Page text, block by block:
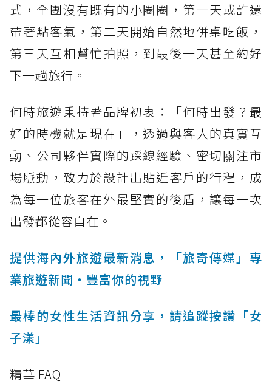
式，全團沒有既有的小圈圈，第一天或許還
帶著點客氣，第二天開始自然地併桌吃飯，
第三天互相幫忙拍照，到最後一天甚至約好
下一趟旅行。
何時旅遊秉持著品牌初衷：「何時出發？最
好的時機就是現在」，透過與客人的真實互
動、公司夥伴實際的踩線經驗、密切關注市
場脈動，致力於設計出貼近客戶的行程，成
為每一位旅客在外最堅實的後盾，讓每一次
出發都從容自在。
提供海內外旅遊最新消息，「旅奇傳媒」專
業旅遊新聞‧豐富你的視野
最棒的女性生活資訊分享，請追蹤按讚「女
子漾」
精華 FAQ